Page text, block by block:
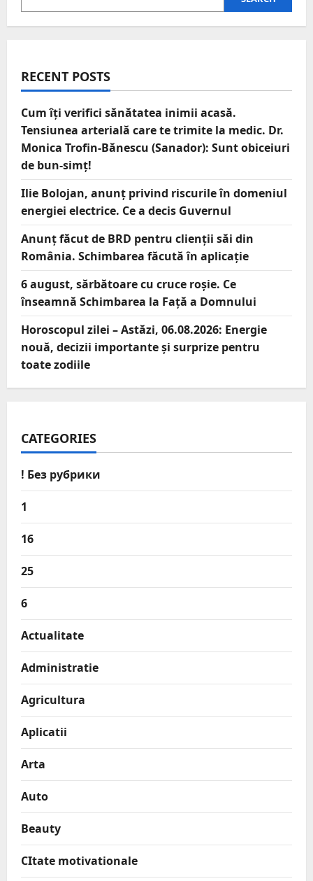
RECENT POSTS
Cum îți verifici sănătatea inimii acasă.
Tensiunea arterială care te trimite la medic. Dr.
Monica Trofin-Bănescu (Sanador): Sunt obiceiuri
de bun-simț!
Ilie Bolojan, anunț privind riscurile în domeniul
energiei electrice. Ce a decis Guvernul
Anunț făcut de BRD pentru clienții săi din
România. Schimbarea făcută în aplicație
6 august, sărbătoare cu cruce roșie. Ce
înseamnă Schimbarea la Față a Domnului
Horoscopul zilei – Astăzi, 06.08.2026: Energie
nouă, decizii importante și surprize pentru
toate zodiile
CATEGORIES
! Без рубрики
1
16
25
6
Actualitate
Administratie
Agricultura
Aplicatii
Arta
Auto
Beauty
CItate motivationale